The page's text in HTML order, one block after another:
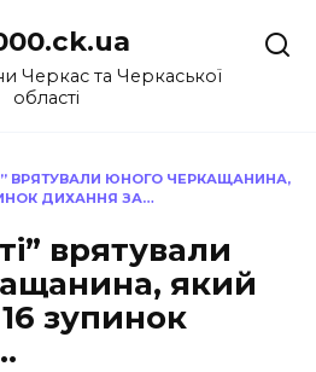
Черкас та Черкаської
області
ВРЯТУВАЛИ ЮНОГО ЧЕРКАЩАНИНА,
ДИХАННЯ ЗА…
врятували
який
зупинок